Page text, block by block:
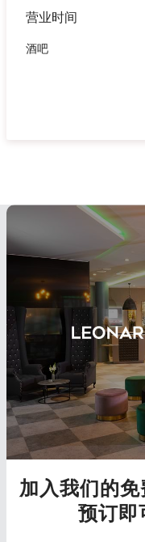
营业时间
酒吧
加入我们的
预订即